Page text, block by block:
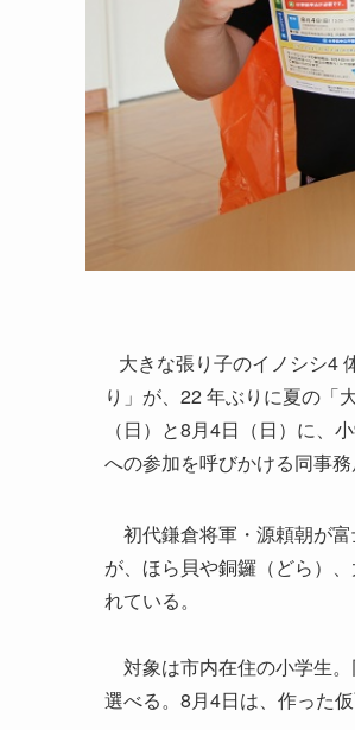
大きな張り子のイノシシ4
り」が、22 年ぶりに夏の「
（日）と8月4日（日）に、
への参加を呼びかける同事
初代鎌倉将軍・源頼朝が
が、ほら貝や銅鑼（どら）
れている。
対象は市内在住の小学生
選べる。8月4日は、作った